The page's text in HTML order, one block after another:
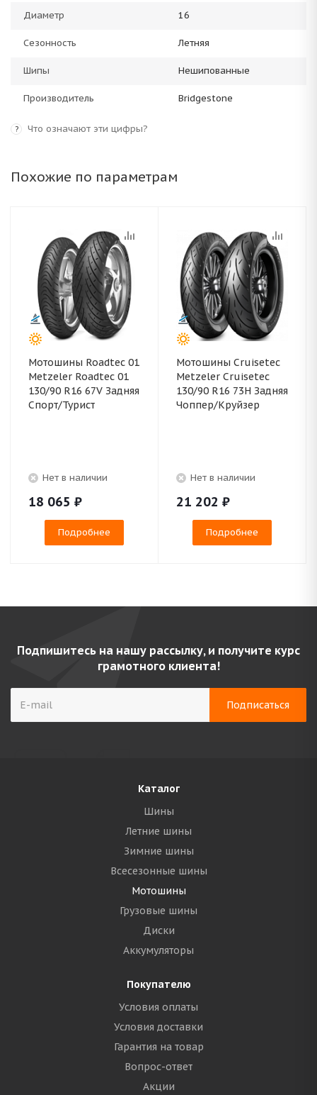
Диаметр 16
Сезонность Летняя
Шипы Нешипованные
Производитель Bridgestone
? Что означают эти цифры?
Похожие по параметрам
Мотошины Roadtec 01
Metzeler Roadtec 01
130/90 R16 67V Задняя
Спорт/Турист
Нет в наличии
18 065 ₽
Подробнее
Мотошины Cruisetec
Metzeler Cruisetec
130/90 R16 73H Задняя
Чоппер/Круйзер
Нет в наличии
21 202 ₽
Подробнее
Подпишитесь на нашу рассылку, и получите курс
грамотного клиента!
Каталог
Шины
Летние шины
Зимние шины
Всесезонные шины
Мотошины
Грузовые шины
Диски
Аккумуляторы
Покупателю
Условия оплаты
Условия доставки
Гарантия на товар
Вопрос-ответ
Акции